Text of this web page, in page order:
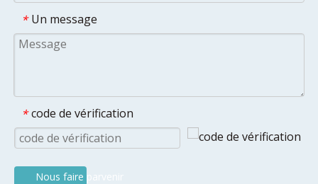
* Un message
* code de vérification
Nous faire parvenir